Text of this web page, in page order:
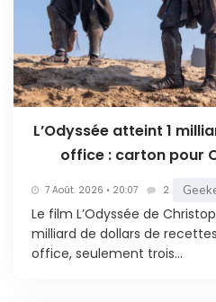
L’Odyssée atteint 1
office : carton pour
7 Août. 2026 • 20:07 2
Le film L’Odyssée de
milliard de dollars de
office, seulement trois...